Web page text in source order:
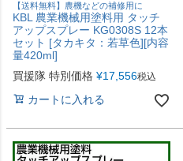
【送料無料】農機などの補修用に
KBL 農業機械用塗料用 タッチ
アップスプレー KG0308S 12本
セット [タカキタ：若草色][内容
量420ml]
買援隊 特別価格 ¥17,556税込
カートに入れる